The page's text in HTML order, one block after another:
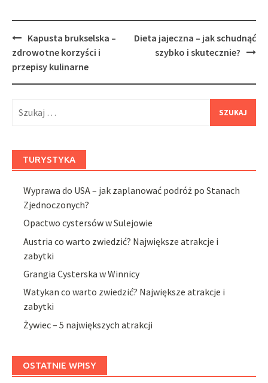
Post
navigation
Kapusta brukselska –
zdrowotne korzyści i
przepisy kulinarne
Dieta jajeczna – jak schudnąć
szybko i skutecznie?
TURYSTYKA
Wyprawa do USA – jak zaplanować podróż po Stanach
Zjednoczonych?
Opactwo cystersów w Sulejowie
Austria co warto zwiedzić? Największe atrakcje i
zabytki
Grangia Cysterska w Winnicy
Watykan co warto zwiedzić? Największe atrakcje i
zabytki
Żywiec – 5 największych atrakcji
OSTATNIE WPISY